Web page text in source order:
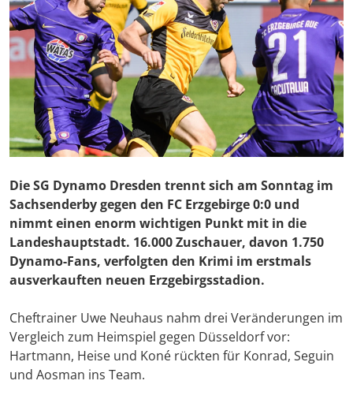
Die SG Dynamo Dresden trennt sich am Sonntag im
Sachsenderby gegen den FC Erzgebirge 0:0 und
nimmt einen enorm wichtigen Punkt mit in die
Landeshauptstadt. 16.000 Zuschauer, davon 1.750
Dynamo-Fans, verfolgten den Krimi im erstmals
ausverkauften neuen Erzgebirgsstadion.
Cheftrainer Uwe Neuhaus nahm drei Veränderungen im
Vergleich zum Heimspiel gegen Düsseldorf vor:
Hartmann, Heise und Koné rückten für Konrad, Seguin
und Aosman ins Team.